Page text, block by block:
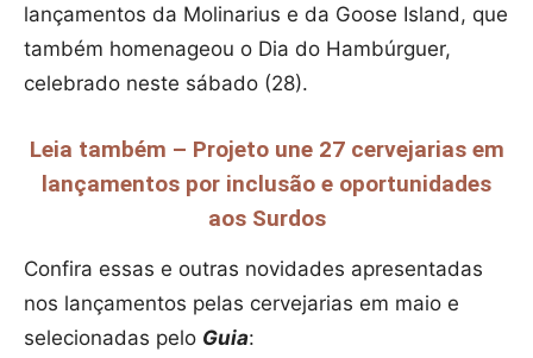
lançamentos da Molinarius e da Goose Island, que
também homenageou o Dia do Hambúrguer,
celebrado neste sábado (28).
Leia também – Projeto une 27 cervejarias em
lançamentos por inclusão e oportunidades
aos Surdos
Confira essas e outras novidades apresentadas
nos lançamentos pelas cervejarias em maio e
selecionadas pelo Guia: